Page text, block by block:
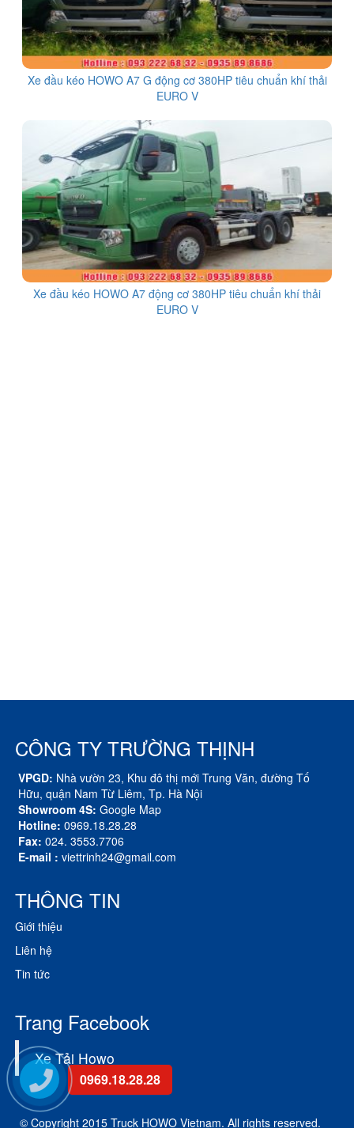
Xe đầu kéo HOWO A7 G động cơ 380HP tiêu chuẩn khí thải
EURO V
Xe đầu kéo HOWO A7 động cơ 380HP tiêu chuẩn khí thải
EURO V
CÔNG TY TRƯỜNG THỊNH
VPGD: Nhà vườn 23, Khu đô thị mới Trung Văn, đường Tố
Hữu, quận Nam Từ Liêm, Tp. Hà Nội
Showroom 4S: Google Map
Hotline: 0969.18.28.28
Fax: 024. 3553.7706
E-mail : viettrinh24@gmail.com
THÔNG TIN
Giới thiệu
Liên hệ
Tin tức
Trang Facebook
Xe Tải Howo
© Copyright 2015 Truck HOWO Vietnam. All rights reserved.
0969.18.28.28